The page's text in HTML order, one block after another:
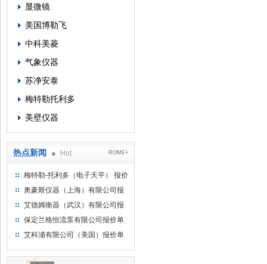
显微镜
美国博勒飞
中科美菱
气象仪器
苏净安泰
梅特勒托利多
美壁仪器
热点新闻 Hot ROME+
梅特勒-托利多（电子天平） 报价
单
奥豪斯仪器（上海）有限公司报
价单
艾德姆衡器（武汉）有限公司报
价单
保定兰格恒流泵有限公司报价单
艾科浦有限公司（美国）报价单